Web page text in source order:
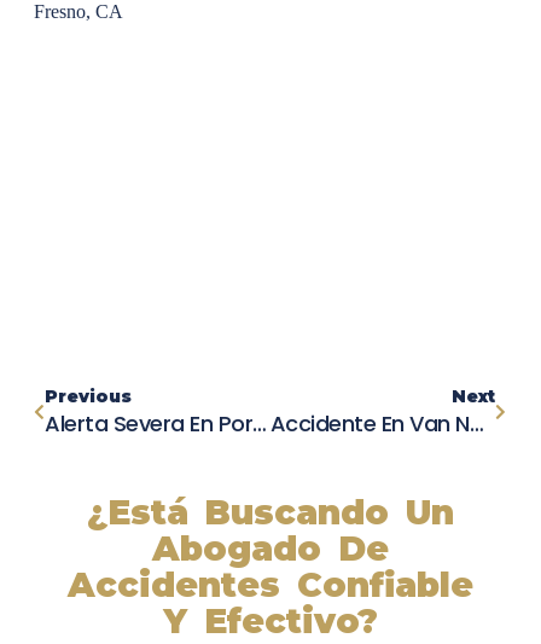
Fresno, CA
Previous
Alerta Severa En Port Costa: Accidente En La Autopista 4 Derriba Poste
Next
Accidente En Van Nuys: Vehículo Impacta Chipotle Y Causa Daños Graves En La Entrada
¿Está Buscando Un
Abogado De
Accidentes Confiable
Y Efectivo?